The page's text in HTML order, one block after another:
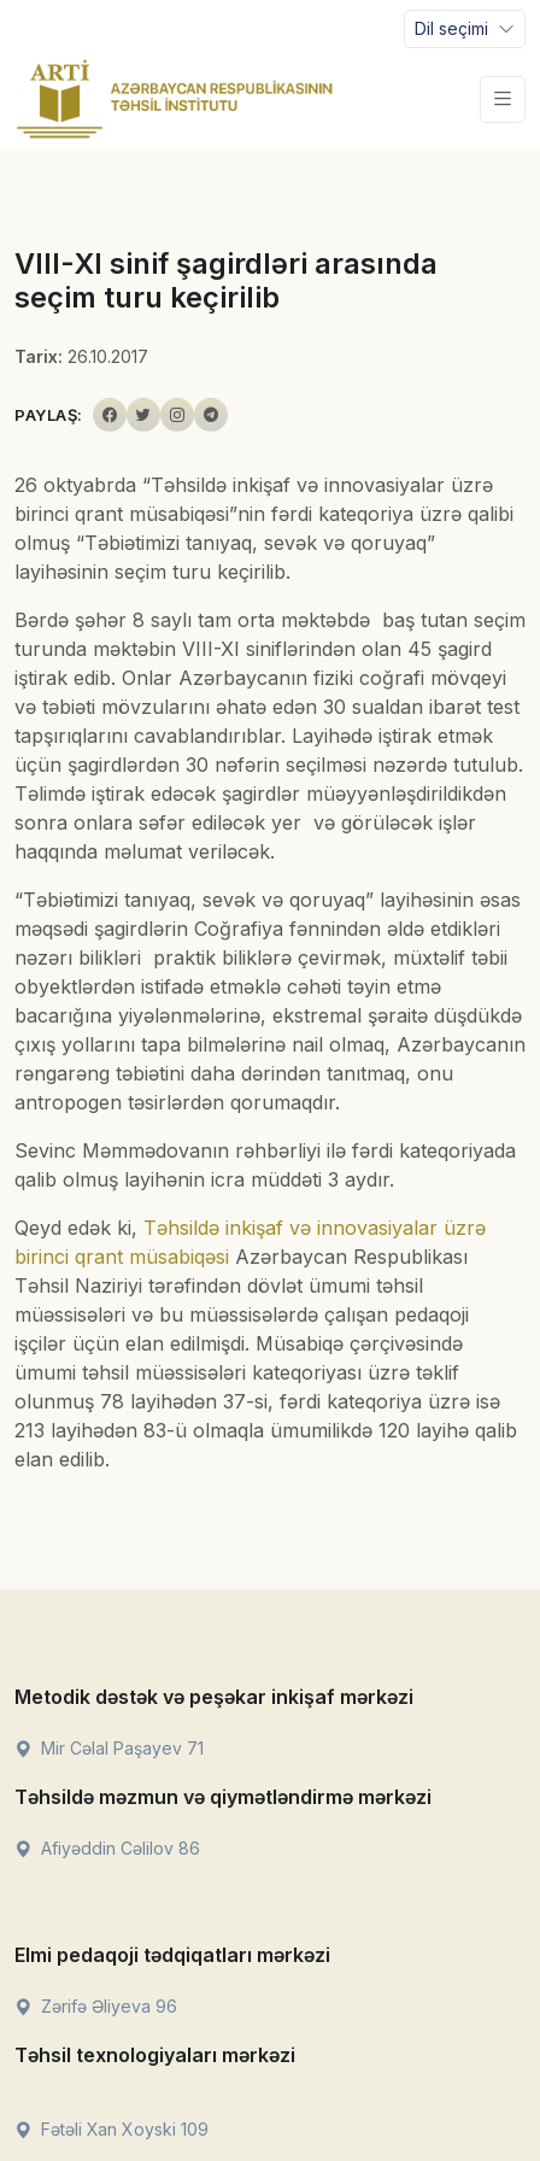
Dil seçimi
VIII-XI sinif şagirdləri arasında
seçim turu keçirilib
Tarix: 26.10.2017
PAYLAŞ:
26 oktyabrda “Təhsildə inkişaf və innovasiyalar üzrə
birinci qrant müsabiqəsi”nin fərdi kateqoriya üzrə qalibi
olmuş “Təbiətimizi tanıyaq, sevək və qoruyaq”
layihəsinin seçim turu keçirilib.
Bərdə şəhər 8 saylı tam orta məktəbdə baş tutan seçim
turunda məktəbin VIII-XI siniflərindən olan 45 şagird
iştirak edib. Onlar Azərbaycanın fiziki coğrafi mövqeyi
və təbiəti mövzularını əhatə edən 30 sualdan ibarət test
tapşırıqlarını cavablandırıblar. Layihədə iştirak etmək
üçün şagirdlərdən 30 nəfərin seçilməsi nəzərdə tutulub.
Təlimdə iştirak edəcək şagirdlər müəyyənləşdirildikdən
sonra onlara səfər ediləcək yer və görüləcək işlər
haqqında məlumat veriləcək.
“Təbiətimizi tanıyaq, sevək və qoruyaq” layihəsinin əsas
məqsədi şagirdlərin Coğrafiya fənnindən əldə etdikləri
nəzərı bilikləri praktik biliklərə çevirmək, müxtəlif təbii
obyektlərdən istifadə etməklə cəhəti təyin etmə
bacarığına yiyələnmələrinə, ekstremal şəraitə düşdükdə
çıxış yollarını tapa bilmələrinə nail olmaq, Azərbaycanın
rəngarəng təbiətini daha dərindən tanıtmaq, onu
antropogen təsirlərdən qorumaqdır.
Sevinc Məmmədovanın rəhbərliyi ilə fərdi kateqoriyada
qalib olmuş layihənin icra müddəti 3 aydır.
Qeyd edək ki, Təhsildə inkişaf və innovasiyalar üzrə
birinci qrant müsabiqəsi Azərbaycan Respublikası
Təhsil Naziriyi tərəfindən dövlət ümumi təhsil
müəssisələri və bu müəssisələrdə çalışan pedaqoji
işçilər üçün elan edilmişdi. Müsabiqə çərçivəsində
ümumi təhsil müəssisələri kateqoriyası üzrə təklif
olunmuş 78 layihədən 37-si, fərdi kateqoriya üzrə isə
213 layihədən 83-ü olmaqla ümumilikdə 120 layihə qalib
elan edilib.
Metodik dəstək və peşəkar inkişaf mərkəzi
Mir Cəlal Paşayev 71
Təhsildə məzmun və qiymətləndirmə mərkəzi
Afiyəddin Cəlilov 86
Elmi pedaqoji tədqiqatları mərkəzi
Zərifə Əliyeva 96
Təhsil texnologiyaları mərkəzi
Fətəli Xan Xoyski 109